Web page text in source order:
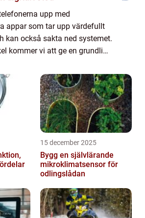
upp med
appar som tar upp värdefullt
kan också sakta ned systemet.
kommer vi att ge en grundlig
vilka typer av
15 december 2025
Bygg en självlärande
mikroklimatsensor för
odlingslådan